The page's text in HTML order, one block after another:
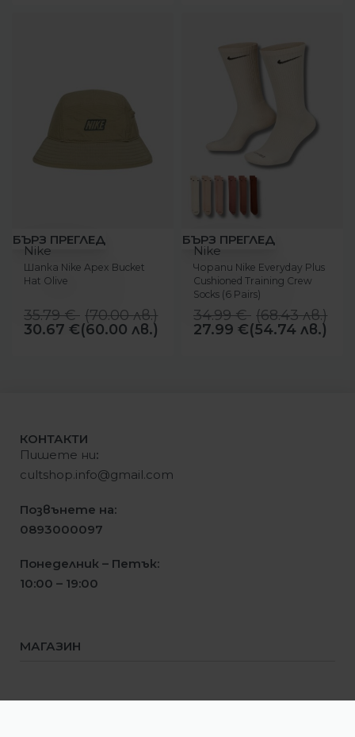
-14%
БЪРЗ ПРЕГЛЕД
Nike
Шапка Nike Apex Bucket
Hat Olive
35.79€ (70.00лв.)
30.67 €(60.00 лв.)
-20%
БЪРЗ ПРЕГЛЕД
Nike
Чорапи Nike Everyday Plus
Cushioned Training Crew
Socks (6 Pairs)
34.99€ (68.43лв.)
27.99 €(54.74 лв.)
КОНТАКТИ
Пишете ни:
cultshop.info@gmail.com
Позвънете на:
0893000097
Понеделник – Петък:
10:00 – 19:00
МАГАЗИН